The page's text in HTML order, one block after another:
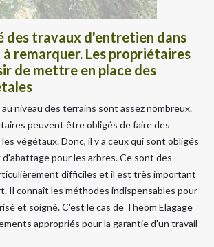
des travaux d'entretien dans
à remarquer. Les propriétaires
de mettre en place des
niveau des terrains sont assez nombreux.
peuvent être obligés de faire des
végétaux. Donc, il y a ceux qui sont obligés
pour les arbres. Ce sont des
difficiles et il est très important
Il connaît les méthodes indispensables pour
et soigné. C'est le cas de Theom Elagage
appropriés pour la garantie d'un travail